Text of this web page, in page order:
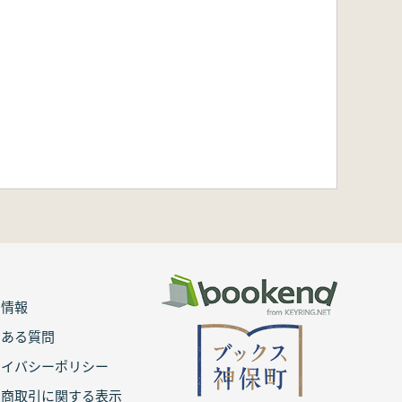
報
る質問
バシーポリシー
取引に関する表示